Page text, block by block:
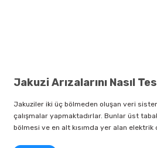
Jakuzi Arızalarını Nasıl
Jakuziler iki üç bölmeden oluşan veri
çalışmalar yapmaktadırlar. Bunlar üst
bölmesi ve en alt kısımda yer alan